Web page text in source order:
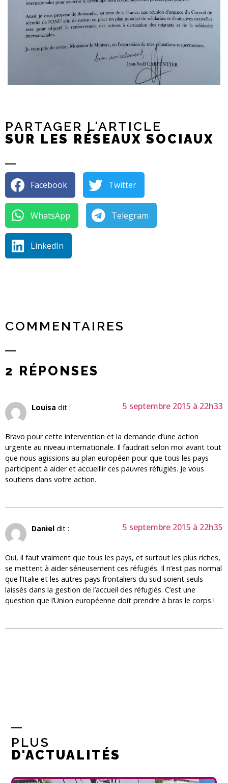
PARTAGER L'ARTICLE
SUR LES RÉSEAUX SOCIAUX
Facebook Twitter
WhatsApp Telegram
LinkedIn
COMMENTAIRES
2 RÉPONSES
Louisa dit : 5 septembre 2015 à 22h33
Bravo pour cette intervention et la demande d’une action
urgente au niveau internationale. Il faudrait selon moi avant tout
que nous agissions au plan européen pour que tous les pays
participent à aider et accueillir ces pauvres réfugiés. Je vous
soutiens dans votre action.
Daniel dit : 5 septembre 2015 à 22h35
Oui, il faut vraiment que tous les pays, et surtout les plus riches,
se mettent à aider sérieusement ces réfugiés. Il n’est pas normal
que l’Italie et les autres pays frontaliers du sud soient seuls
laissés dans la gestion de l’accueil des réfugiés. C’est une
question que l’Union européenne doit prendre à bras le corps !
PLUS
D'ACTUALITÉS